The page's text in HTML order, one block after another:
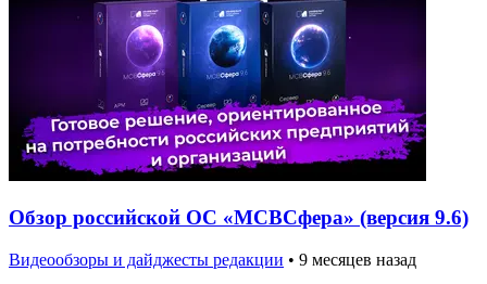
Обзор российской ОС «МСВСфера» (версия 9.6)
Видеообзоры и дайджесты редакции • 9 месяцев назад